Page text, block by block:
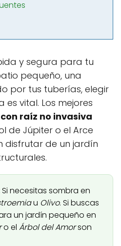
y segura para tu
pequeño, una
por tus tuberías, elegir
vital. Los mejores
raíz no invasiva
de Júpiter o el Arce
disfrutar de un jardín
Si necesitas sombra en
u Olivo. Si buscas
un jardín pequeño en
o el Árbol del Amorson